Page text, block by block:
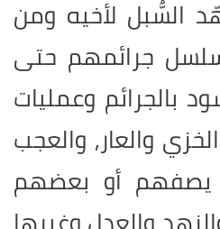
السُّبل لأخيه ومن
جرائمهم حتى
بالجرائم وعمليات
والعار, والعجب
أو بعضهم